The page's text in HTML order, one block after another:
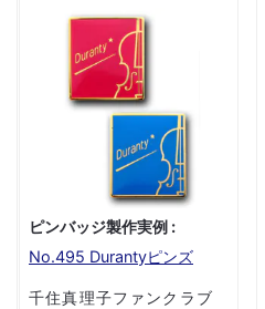
ピンバッジ製作実例 :
No.495 Durantyピンズ
千住真理子ファンクラブ